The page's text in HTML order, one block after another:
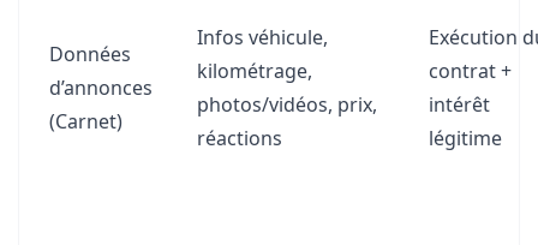
Données
d’annonces
(Carnet)
Infos véhicule,
kilométrage,
photos/vidéos, prix,
réactions
Exécution
contrat +
intérêt
légitime